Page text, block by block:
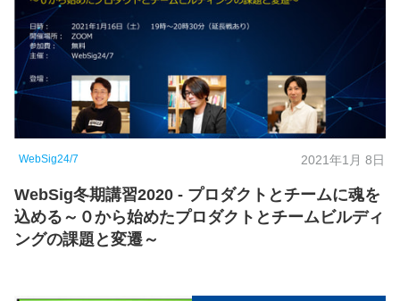
WebSig24/7 2021年1月 8日
WebSig冬期講習2020 - プロダクトとチームに魂を
込める～０から始めたプロダクトとチームビルディ
ングの課題と変遷～